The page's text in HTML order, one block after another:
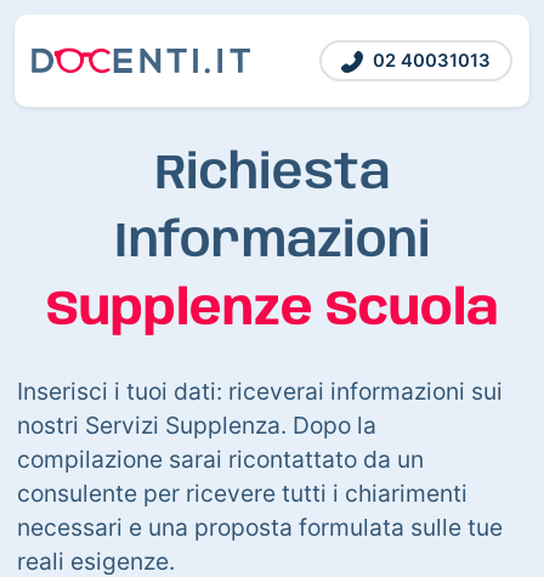
02 40031013
Richiesta
Informazioni
Supplenze Scuola
Inserisci i tuoi dati: riceverai informazioni sui
nostri Servizi Supplenza. Dopo la
compilazione sarai ricontattato da un
consulente per ricevere tutti i chiarimenti
necessari e una proposta formulata sulle tue
reali esigenze.